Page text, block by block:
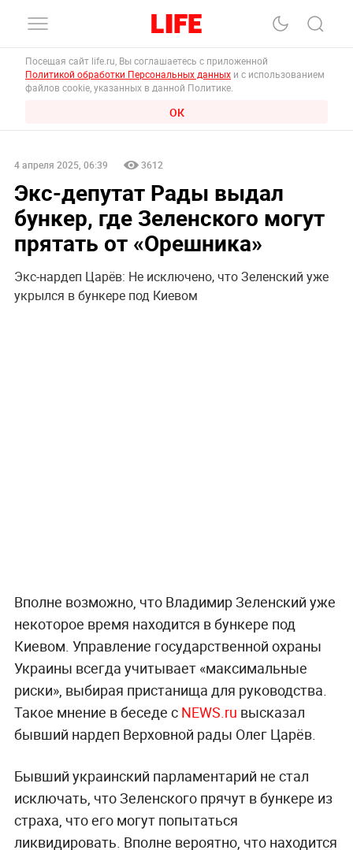
Посещая сайт life.ru, Вы соглашаетесь с приложенной
Политикой обработки Персональных данных и с использованием
файлов cookie, указанных в данной Политике.
ОК
4 апреля 2025, 06:39 3612
Экс-депутат Рады выдал
бункер, где Зеленского могут
прятать от «‎Орешника»
Экс-нардеп Царёв: Не исключено, что Зеленский уже
укрылся в бункере под Киевом
Вполне возможно, что Владимир Зеленский уже
некоторое время находится в бункере под
Киевом. Управление государственной охраны
Украины всегда учитывает «максимальные
риски», выбирая пристанища для руководства.
Такое мнение в беседе с NEWS.ru высказал
бывший нардеп Верховной рады Олег Царёв.
Бывший украинский парламентарий не стал
исключать, что Зеленского прячут в бункере из
страха, что его могут попытаться
ликвидировать. Вполне вероятно, что находится